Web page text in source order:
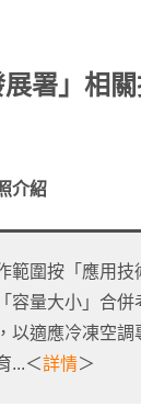
署 」 相
介紹
範圍按「應用技
容量大小」合併
以適應冷凍空調
...＜詳情＞